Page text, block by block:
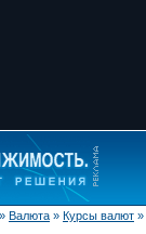
» Валюта » Курсы валют »